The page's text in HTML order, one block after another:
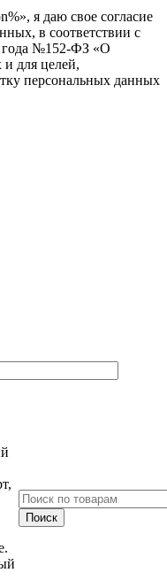
я даю свое согласие
в соответствии с
года №152-ФЗ «О
для целей,
персональных данных